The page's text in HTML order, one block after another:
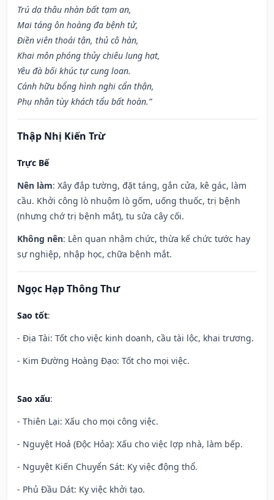
Trú dạ thâu nhàn bất tạm an,
Mai táng ôn hoàng đa bệnh tử,
Điền viên thoái tận, thủ cô hàn,
Khai môn phóng thủy chiêu lung hạt,
Yêu đà bối khúc tự cung loan.
Cánh hữu bổng hình nghi cẩn thận,
Phụ nhân tùy khách tẩu bất hoàn.”
Thập Nhị Kiến Trừ
Trực Bế
Nên làm: Xây đắp tường, đặt táng, gắn cửa, kê gác, làm
cầu. Khởi công lò nhuộm lò gốm, uống thuốc, trị bệnh
(nhưng chớ trị bệnh mắt), tu sửa cây cối.
Không nên: Lên quan nhậm chức, thừa kế chức tước hay
sự nghiệp, nhập học, chữa bệnh mắt.
Ngọc Hạp Thông Thư
Sao tốt:
- Địa Tài: Tốt cho việc kinh doanh, cầu tài lộc, khai trương.
- Kim Đường Hoàng Đạo: Tốt cho mọi việc.
Sao xấu:
- Thiên Lại: Xấu cho mọi công việc.
- Nguyệt Hoả (Độc Hỏa): Xấu cho việc lợp nhà, làm bếp.
- Nguyệt Kiến Chuyển Sát: Kỵ việc động thổ.
- Phủ Đầu Dát: Kỵ việc khởi tạo.